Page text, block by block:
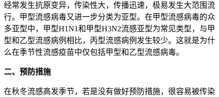
经常发生抗原变异，传染性大，传播迅速，极易发生大范围流
行。甲型流感病毒又进一步分类为亚型。在甲型流感病毒的众
多亚型中，甲型H1N1和甲型H3N2流感亚型为常见类型，与甲
型和乙型流感病例相比，丙型流感病例发生较少。这就是为什
么在季节性流感疫苗中仅包括甲型和乙型流感病毒。
二、预防措施
在秋冬流感高发季节，若是没有做好预防措施，很容易被传染